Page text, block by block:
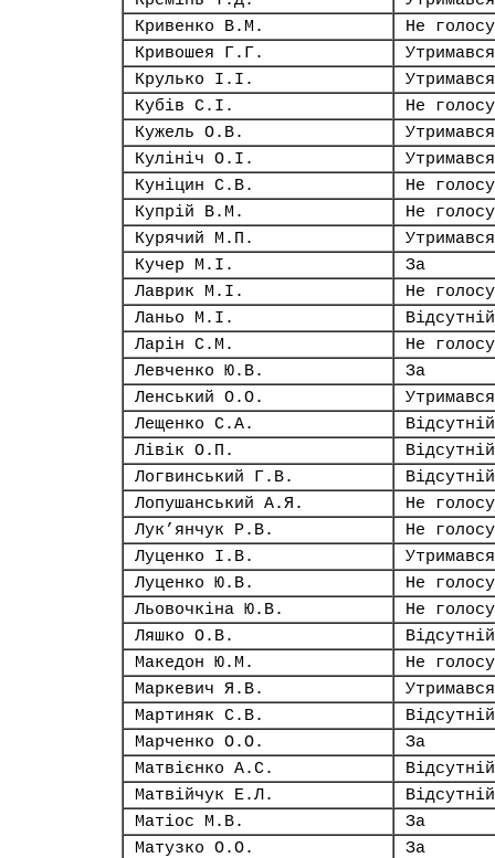
Кривенко В.М.
Не
Кривошея Г.Г.
Утримався
Крулько І.І.
Утримався
Кубів С.І.
Не
Кужель О.В.
Утримався
Кулініч О.І.
Утримався
Куніцин С.В.
Не
Купрій В.М.
Не
Курячий М.П.
Утримався
Кучер М.І.
За
Лаврик М.І.
Не
Ланьо М.І.
Відсутній
Ларін С.М.
Не
Левченко Ю.В.
За
Ленський О.О.
Утримався
Лещенко С.А.
Відсутній
Лівік О.П.
Відсутній
Логвинський Г.В.
Відсутній
Лопушанський А.Я.
Не
Лук’янчук Р.В.
Не
Луценко І.В.
Утримався
Луценко Ю.В.
Не
Льовочкіна Ю.В.
Не
Ляшко О.В.
Відсутній
Македон Ю.М.
Не
Маркевич Я.В.
Утримався
Мартиняк С.В.
Відсутній
Марченко О.О.
За
Матвієнко А.С.
Відсутній
Матвійчук Е.Л.
Відсутній
Матіос М.В.
За
Матузко О.О.
За